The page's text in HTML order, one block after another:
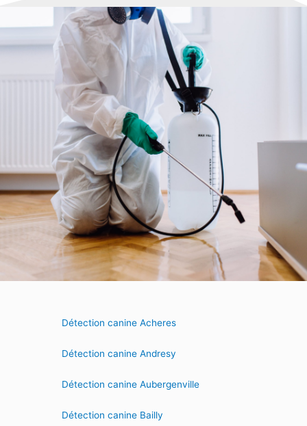
Détection canine Acheres
Détection canine Andresy
Détection canine Aubergenville
Détection canine Bailly